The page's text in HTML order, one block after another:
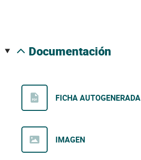
documentación
FICHA AUTOGENERADA
IMAGEN